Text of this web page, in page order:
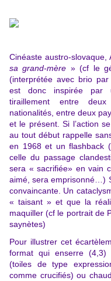
Cinéaste austro-
sa grand-mère » (cf le
(interprétée avec brio par
est donc inspirée par
tiraillement entre
nationalités, entre deux
et le présent. Si l’action
au tout début rappelle
en 1968 et un flashback
celle du passage
sera « sacrifiée» en vain
aimé, sera emprisonné…)
convaincante. Un
« taisant » et que la
maquiller (cf le portrait de
saynètes)
Pour illustrer cet
format qui enserre (4,3)
(toiles de type
comme crucifiés) ou